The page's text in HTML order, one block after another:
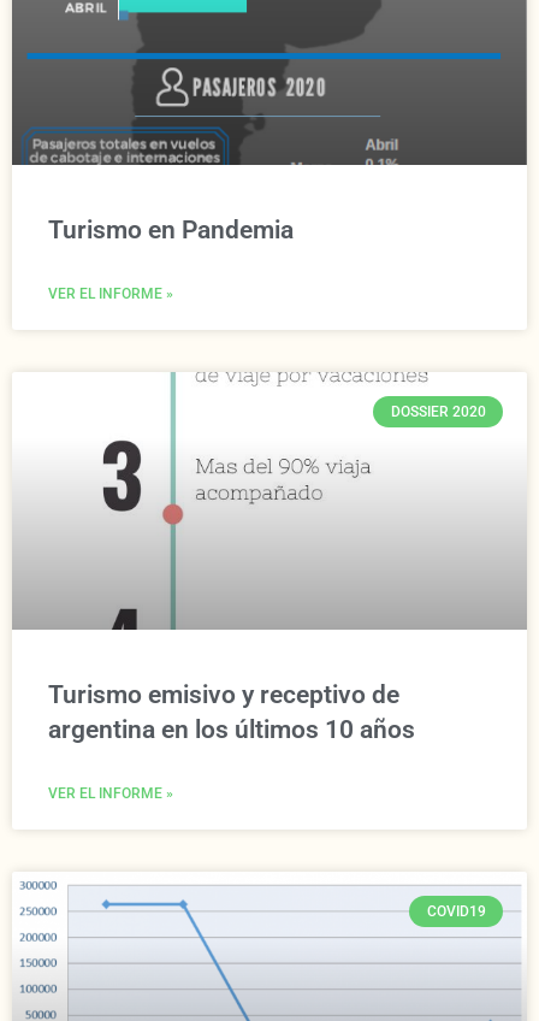
Turismo en Pandemia
VER EL INFORME »
DOSSIER 2020
Turismo emisivo y receptivo de
argentina en los últimos 10 años
VER EL INFORME »
COVID19